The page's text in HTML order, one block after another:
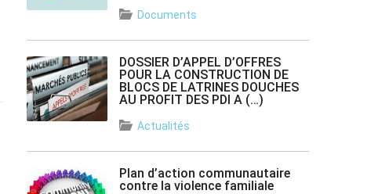
Documents
DOSSIER D’APPEL D’OFFRES
POUR LA CONSTRUCTION DE
BLOCS DE LATRINES DOUCHES
AU PROFIT DES PDI A (…)
Actualités
Plan d’action communautaire
contre la violence familiale